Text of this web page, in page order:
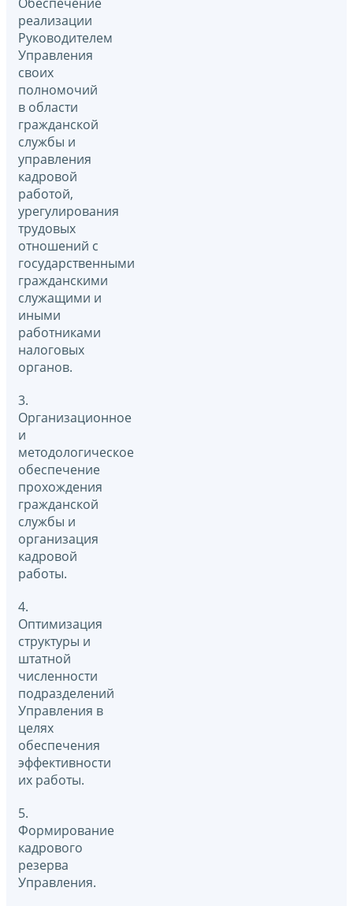
реализации
Руководителем
Управления
своих
полномочий
в области
гражданской
службы и
управления
кадровой
работой,
урегулирования
трудовых
отношений с
государственными
гражданскими
служащими и
иными
работниками
налоговых
органов.
3.
Организационное
и
методологическое
обеспечение
прохождения
гражданской
службы и
организация
кадровой
работы.
4.
Оптимизация
структуры и
штатной
численности
подразделений
Управления в
целях
обеспечения
эффективности
их работы.
5.
Формирование
кадрового
резерва
Управления.